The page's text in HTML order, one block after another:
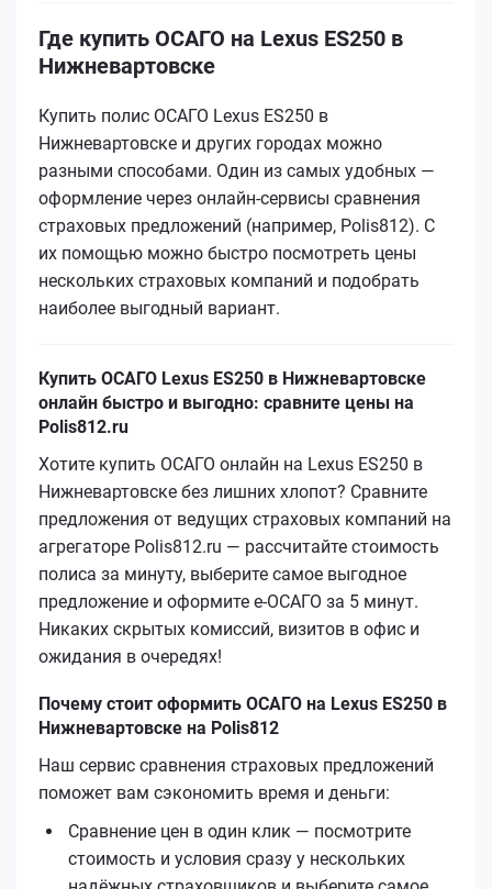
Где купить ОСАГО на Lexus ES250 в
Нижневартовске
Купить полис ОСАГО Lexus ES250 в
Нижневартовске и других городах можно
разными способами. Один из самых удобных —
оформление через онлайн-сервисы сравнения
страховых предложений (например, Polis812). С
их помощью можно быстро посмотреть цены
нескольких страховых компаний и подобрать
наиболее выгодный вариант.
Купить ОСАГО Lexus ES250 в Нижневартовске
онлайн быстро и выгодно: сравните цены на
Polis812.ru
Хотите купить ОСАГО онлайн на Lexus ES250 в
Нижневартовске без лишних хлопот? Сравните
предложения от ведущих страховых компаний на
агрегаторе Polis812.ru — рассчитайте стоимость
полиса за минуту, выберите самое выгодное
предложение и оформите е‑ОСАГО за 5 минут.
Никаких скрытых комиссий, визитов в офис и
ожидания в очередях!
Почему стоит оформить ОСАГО на Lexus ES250 в
Нижневартовске на Polis812
Наш сервис сравнения страховых предложений
поможет вам сэкономить время и деньги:
Сравнение цен в один клик — посмотрите
стоимость и условия сразу у нескольких